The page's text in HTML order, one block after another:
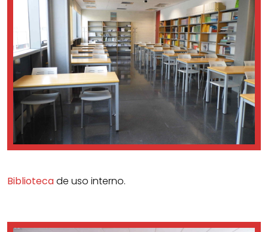
Bibliotecade uso interno.